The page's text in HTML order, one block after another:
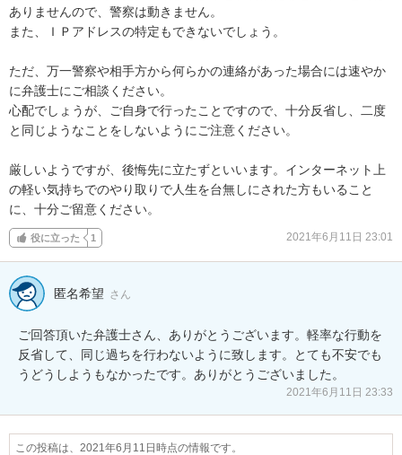
ありませんので、警察は動きません。
また、ＩＰアドレスの特定もできないでしょう。
ただ、万一警察や相手方から何らかの連絡があった場合には速やか
に弁護士にご相談ください。
心配でしょうが、ご自身で行ったことですので、十分反省し、二度
と同じようなことをしないようにご注意ください。
厳しいようですが、後悔先に立たずといいます。インターネット上
の軽い気持ちでのやり取りで人生を台無しにされた方もいること
に、十分ご留意ください。
役に立った 1 2021年6月11日 23:01
匿名希望 さん
ご回答頂いた弁護士さん、ありがとうございます。軽率な行動を
反省して、同じ過ちを行わないように致します。とても不安でも
うどうしようもなかったです。ありがとうございました。
2021年6月11日 23:33
この投稿は、2021年6月11日時点の情報です。